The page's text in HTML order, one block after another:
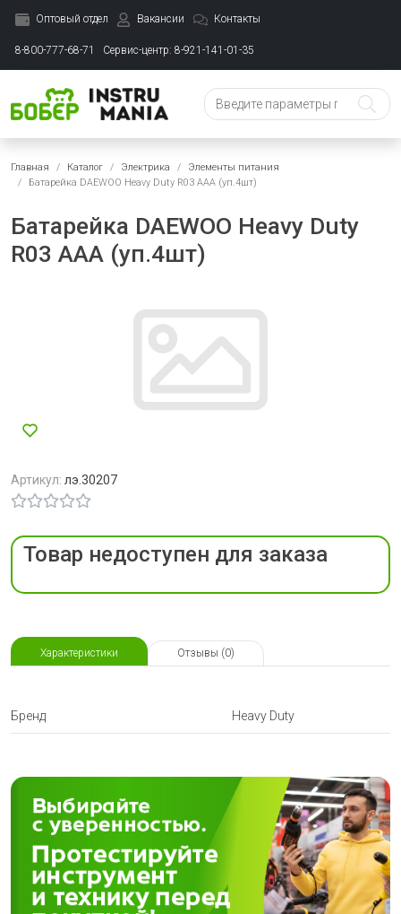
Оптовый отдел Вакансии Контакты
8-800-777-68-71 Сервис-центр: 8-921-141-01-35
Главная Каталог Электрика
Элементы питания
Батарейка DAEWOO Heavy Duty R03 ААА (уп.4шт)
Батарейка DAEWOO Heavy Duty
R03 ААА (уп.4шт)
Артикул: лэ.30207
Товар недоступен для заказа
Характеристики Отзывы (0)
Бренд Heavy Duty